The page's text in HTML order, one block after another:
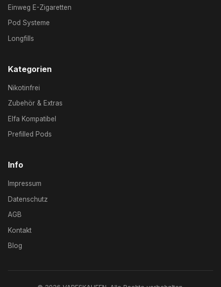
Einweg E-Zigaretten
Pod Systeme
Longfills
Kategorien
Nikotinfrei
Zubehör & Extras
Elfa Kompatibel
Prefilled Pods
Info
Impressum
Datenschutz
AGB
Kontakt
Blog